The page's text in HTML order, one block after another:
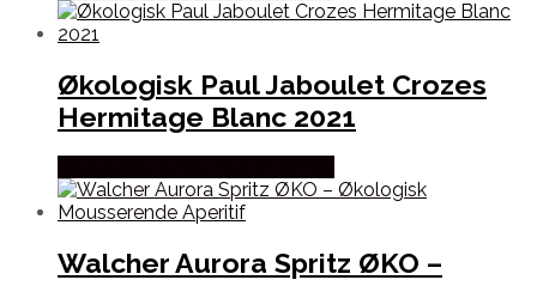
Økologisk Paul Jaboulet Crozes
Hermitage Blanc 2021
Walcher Aurora Spritz ØKO –